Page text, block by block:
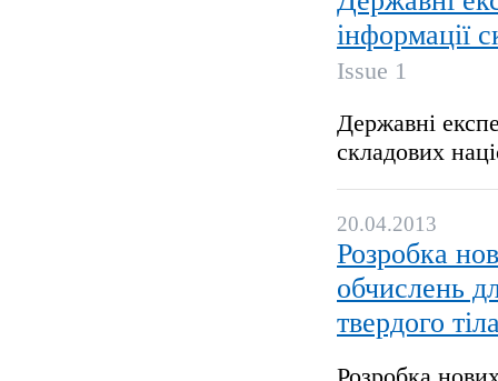
інформації
Issue 1
Державні
складових
20.04.2013
Розробка
обчислень
твердого